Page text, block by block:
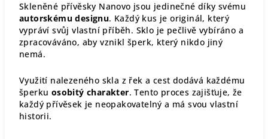
Skleněné přívěsky Nanovo jsou jedinečné díky svému
autorskému designu. Každý kus je originál, který
vypráví svůj vlastní příběh. Sklo je pečlivě vybíráno a
zpracováváno, aby vznikl šperk, který nikdo jiný
nemá.
Využití nalezeného skla z řek a cest dodává každému
šperku osobitý charakter. Tento proces zajišťuje, že
každý přívěsek je neopakovatelný a má svou vlastní
historii.